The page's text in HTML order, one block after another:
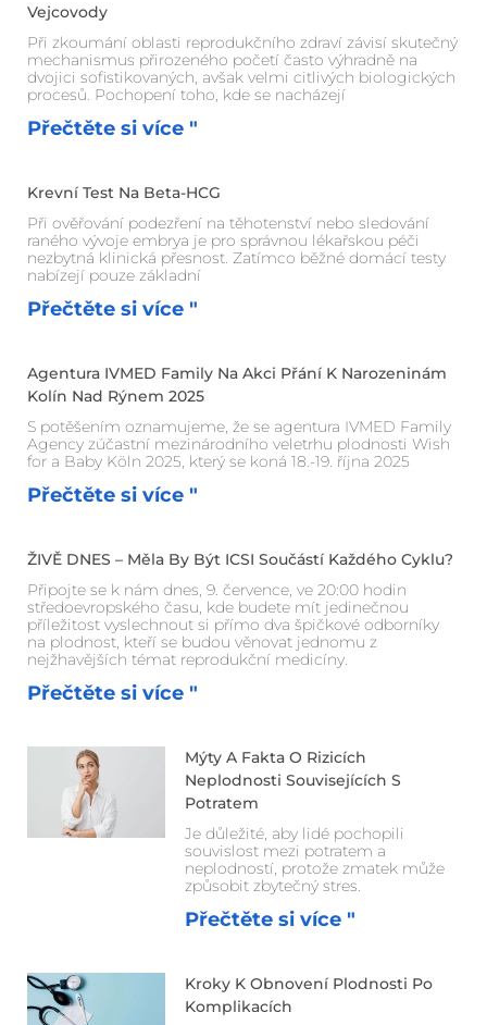
Vejcovody
Při zkoumání oblasti reprodukčního zdraví závisí skutečný
mechanismus přirozeného početí často výhradně na
dvojici sofistikovaných, avšak velmi citlivých biologických
procesů. Pochopení toho, kde se nacházejí
Přečtěte si více "
Krevní Test Na Beta-HCG
Při ověřování podezření na těhotenství nebo sledování
raného vývoje embrya je pro správnou lékařskou péči
nezbytná klinická přesnost. Zatímco běžné domácí testy
nabízejí pouze základní
Přečtěte si více "
Agentura IVMED Family Na Akci Přání K Narozeninám
Kolín Nad Rýnem 2025
S potěšením oznamujeme, že se agentura IVMED Family
Agency zúčastní mezinárodního veletrhu plodnosti Wish
for a Baby Köln 2025, který se koná 18.-19. října 2025
Přečtěte si více "
ŽIVĚ DNES – Měla By Být ICSI Součástí Každého Cyklu?
Připojte se k nám dnes, 9. července, ve 20:00 hodin
středoevropského času, kde budete mít jedinečnou
příležitost vyslechnout si přímo dva špičkové odborníky
na plodnost, kteří se budou věnovat jednomu z
nejžhavějších témat reprodukční medicíny.
Přečtěte si více "
Mýty A Fakta O Rizicích
Neplodnosti Souvisejících S
Potratem
Je důležité, aby lidé pochopili
souvislost mezi potratem a
neplodností, protože zmatek může
způsobit zbytečný stres.
Přečtěte si více "
Kroky K Obnovení Plodnosti Po
Komplikacích